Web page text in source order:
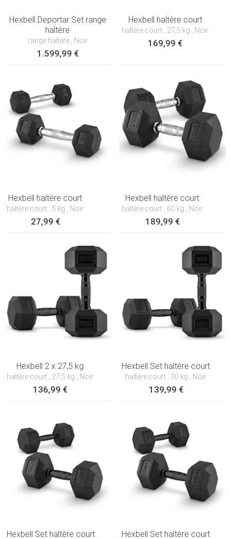
Hexbell Deportar Set range
haltère
range haltère , Noir
1.599,99 €
Hexbell haltère court
haltère court , 27,5 kg , Noir
169,99 €
Hexbell haltère court
haltère court , 5 kg , Noir
27,99 €
Hexbell haltère court
haltère court , 60 kg , Noir
189,99 €
Hexbell 2 x 27,5 kg
haltère court , 27,5 kg , Noir
136,99 €
Hexbell Set haltère court
haltère court , 30 kg , Noir
139,99 €
Hexbell Set haltère court Hexbell Set haltère court